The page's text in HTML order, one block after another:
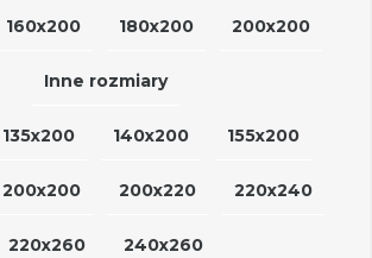
160x200 180x200 200x200
Inne rozmiary
135x200 140x200 155x200
200x200 200x220 220x240
220x260 240x260